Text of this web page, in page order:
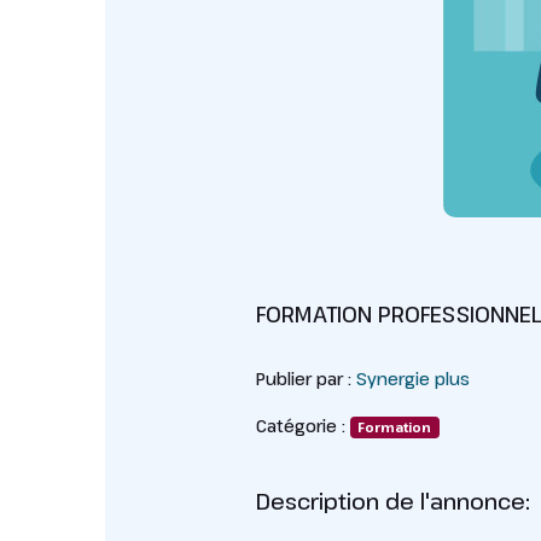
FORMATION
Publier par : Synergie plus
Catégorie : Formation
Description de l'annonce: